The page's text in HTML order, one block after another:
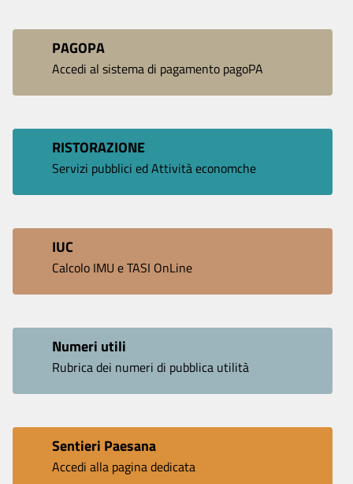
PAGOPA
Accedi al sistema di pagamento pagoPA
RISTORAZIONE
Servizi pubblici ed Attività economche
IUC
Calcolo IMU e TASI OnLine
Numeri utili
Rubrica dei numeri di pubblica utilità
Sentieri Paesana
Accedi alla pagina dedicata